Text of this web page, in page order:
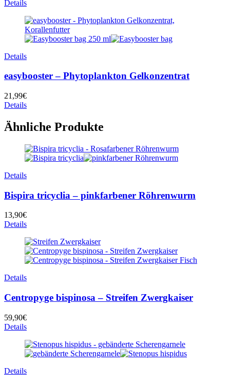
Details
Details
easybooster – Phytoplankton Gelkonzentrat
21,99€
Details
Ähnliche Produkte
Details
Bispira tricyclia – pinkfarbener Röhrenwurm
13,90€
Details
Details
Centropyge bispinosa – Streifen Zwergkaiser
59,90€
Details
Details